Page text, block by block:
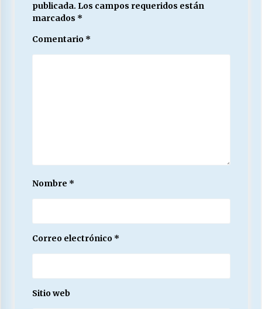
publicada. Los campos requeridos están
marcados *
Comentario *
Nombre *
Correo electrónico *
Sitio web